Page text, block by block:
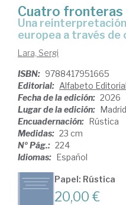
Cuatro fronteras
Una reinterpretación de la geopolítica
europea a través
Lara, Sergi
ISBN: 9788417951665
Editorial: Alfabeto Editorial
Fecha de la edición: 2026
Lugar de la edición:
Encuadernación: Rústica
Medidas: 23 cm
Nº Pág.: 224
Idiomas: Español
Papel: Rústica
20,00 €